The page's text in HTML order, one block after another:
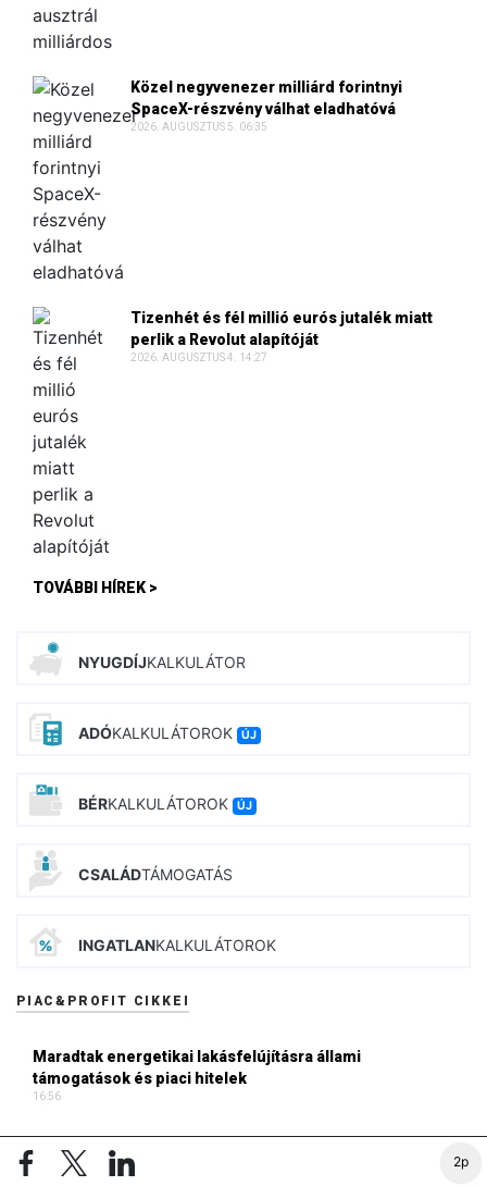
2p
Közel negyvenezer milliárd forintnyi
SpaceX-részvény válhat eladhatóvá
2026. AUGUSZTUS 5. 06:35
Tizenhét és fél millió eurós jutalék miatt
perlik a Revolut alapítóját
2026. AUGUSZTUS 4. 14:27
TOVÁBBI HÍREK >
NYUGDÍJKALKULÁTOR
ADÓKALKULÁTOROK ÚJ
BÉRKALKULÁTOROK ÚJ
CSALÁDTÁMOGATÁS
INGATLANKALKULÁTOROK
PIAC&PROFIT CIKKEI
Maradtak energetikai lakásfelújításra állami
támogatások és piaci hitelek
16:56
Ismét az egykori védett ár alatt a benzin